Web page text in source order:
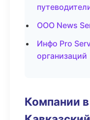
ООО News
Инфо Pro
организаций
Компании